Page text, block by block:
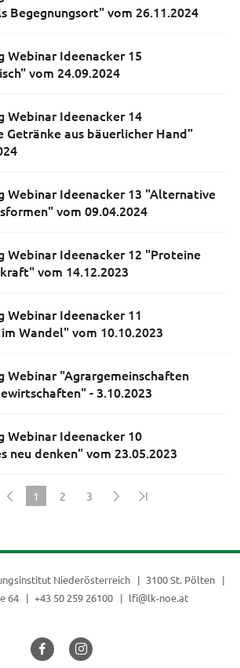
Begegnungsort" vom 26.11.2024
Webinar Ideenacker 15
vom 24.09.2024
Webinar Ideenacker 14
aus bäuerlicher Hand"
Webinar Ideenacker 13 "Alternative
vom 09.04.2024
Webinar Ideenacker 12 "Proteine
vom 14.12.2023
Webinar Ideenacker 11
Wandel" vom 10.10.2023
Webinar "Agrargemeinschaften
- 3.10.2023
Webinar Ideenacker 10
neu denken" vom 23.05.2023
1
2 3
Niederösterreich
3100 St. Pölten
64
+43 50 259 26100 lfi@lk-noe.at